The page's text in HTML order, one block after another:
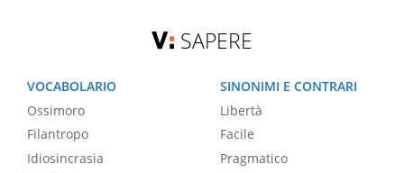
SAPERE
VOCABOLARIO
Ossimoro
Filantropo
Idiosincrasia
SINONIMI E CONTRARI
Libertà
Facile
Pragmatico